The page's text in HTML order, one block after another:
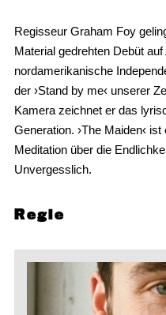
Regisseur Graham Foy
Material gedrehten Debüt
nordamerikanische
der ›Stand by me‹ unserer
Kamera zeichnet er das
Generation. ›The Maiden‹
Meditation über die
Unvergesslich.
Regie